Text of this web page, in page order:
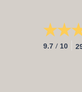
9.7 / 10